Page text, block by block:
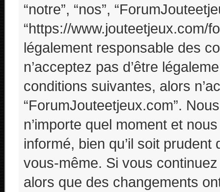
“notre”, “nos”,
“https://www.jouteetjeux.com/
légalement responsable des
n’acceptez pas d’être
conditions suivantes, alors
“ForumJouteetjeux.com”.
n’importe quel moment et
informé, bien qu’il soit
vous-même. Si vous continuez
alors que des changements